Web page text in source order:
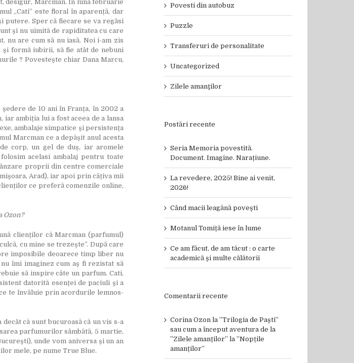
desigur, Marcman. În luna februarie
„Cati” este floral în aparență, dar
Sper că fiecare se va regăsi
și nu uimită de rapiditatea cu care
nu are cum să nu iasă. Noi i-am zis
și formă iubirii, să fie atât de nebuni
? Povestește chiar Dana Marcu,
de 10 ani în Franța, în 2002 a
ambiția lui a fost aceea de a lansa
ambalaje simpatice și persistența
Marcman ce a depășit anul acesta
corp, un gel de duș, iar aromele
acelasi ambalaj pentru toate
proprii din centre comerciale
Arad), iar apoi prin câțiva mii
ce preferă comenzile online,
Ozon?
clienților că Marcman (parfumul)
cu mine se trezește”. După care
imposibile deoarece timp liber nu
îmi imaginez cum aș fi rezistat să
să inspire câte un parfum. Cati,
datorită esenței de paciuli și a
te învăluie prin acordurile lemnos-
că sunt bucuroasă că un vis s-a
parfumurilor sâmbătă, 5 martie,
unde vom aniversa și un an
mele, pe nume True Blue.
Povesti din autobuz
Puzzle
Transferuri de personalitate
Uncategorized
Zilele amanţilor
Postări recente
Seria Memoria povestită.
Document. Imagine. Narațiune.
La revedere, 2025! Bine ai venit,
2026!
Când macii leagănă povești
Motanul Tomiță iese în lume
Ce am făcut, de am tăcut : o carte
academică și multe călătorii
Comentarii recente
Corina Ozon la ”Trilogia de Paști”
sau cum a început aventura de la
”Zilele amanților” la ”Nopțile
amanților”